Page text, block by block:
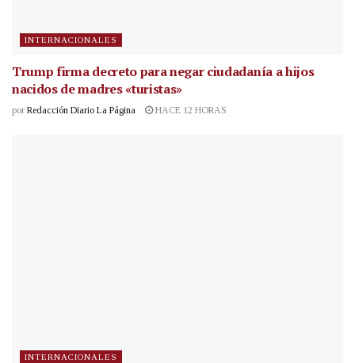
INTERNACIONALES
Trump firma decreto para negar ciudadanía a hijos
nacidos de madres «turistas»
por Redacción Diario La Página HACE 12 HORAS
INTERNACIONALES